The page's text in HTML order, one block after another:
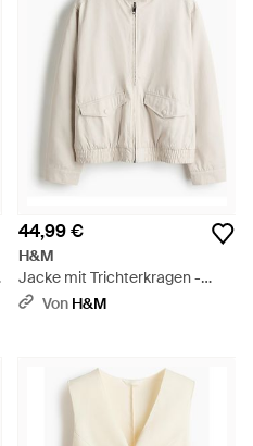
44,99 €
H&M
Jacke mit Trichterkragen -
WeißVon H&M